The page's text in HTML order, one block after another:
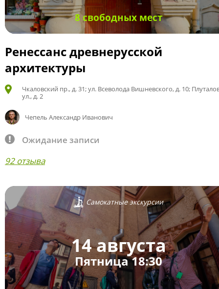
8 свободных мест
Ренессанс древнерусской
архитектуры
Чкаловский пр., д. 31; ул. Всеволода Вишневского, д. 10;
ул., д. 2
Чепель Александр Иванович
Ожидание записи
92 отзыва
Самокатные экскурсии
14 августа
Пятница 18:30